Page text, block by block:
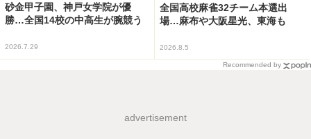
砂金甲子園、神戸女学院が優
勝…全国14校の中高生が腕競う
2026.7.29
全国高校麻雀32チーム本選出
場…麻布や大阪星光、東海も
2026.8.5
Recommended by
advertisement